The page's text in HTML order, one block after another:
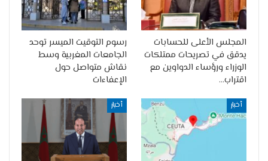
المجلس الأعلى للحسابات
يدقق في تصريحات ممتلكات
الوزراء ورؤساء الدواوين مع
اقتراب…
رسوم التوقيت الميسر توحد
الجامعات المغربية وسط
نقاش متواصل حول
الإعفاءات
أخبار أخبار